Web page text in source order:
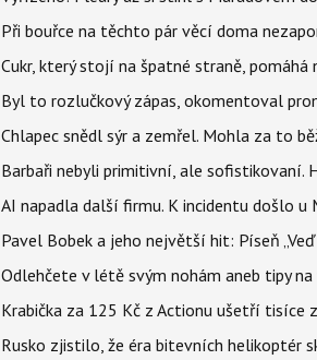
Při bouřce na těchto pár věcí doma
Cukr, který stojí na špatné straně,
Byl to rozlučkový zápas, okomentoval
Chlapec snědl sýr a zemřel. Mohla za to
Barbaři nebyli primitivní, ale
AI napadla další firmu. K incidentu došlo u
Pavel Bobek a jeho největší hit: Píseň
Odlehčete v létě svým nohám aneb tipy
Krabička za 125 Kč z Actionu ušetří tisíce
Rusko zjistilo, že éra bitevních helikoptér